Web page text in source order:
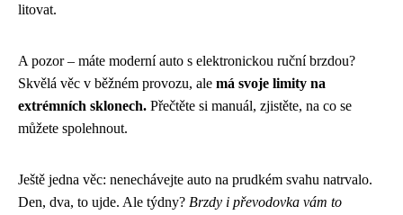
litovat.
A pozor – máte moderní auto s elektronickou ruční brzdou?
Skvělá věc v běžném provozu, ale má svoje limity na
extrémních sklonech. Přečtěte si manuál, zjistěte, na co se
můžete spolehnout.
Ještě jedna věc: nenechávejte auto na prudkém svahu natrvalo.
Den, dva, to ujde. Ale týdny? Brzdy i převodovka vám to